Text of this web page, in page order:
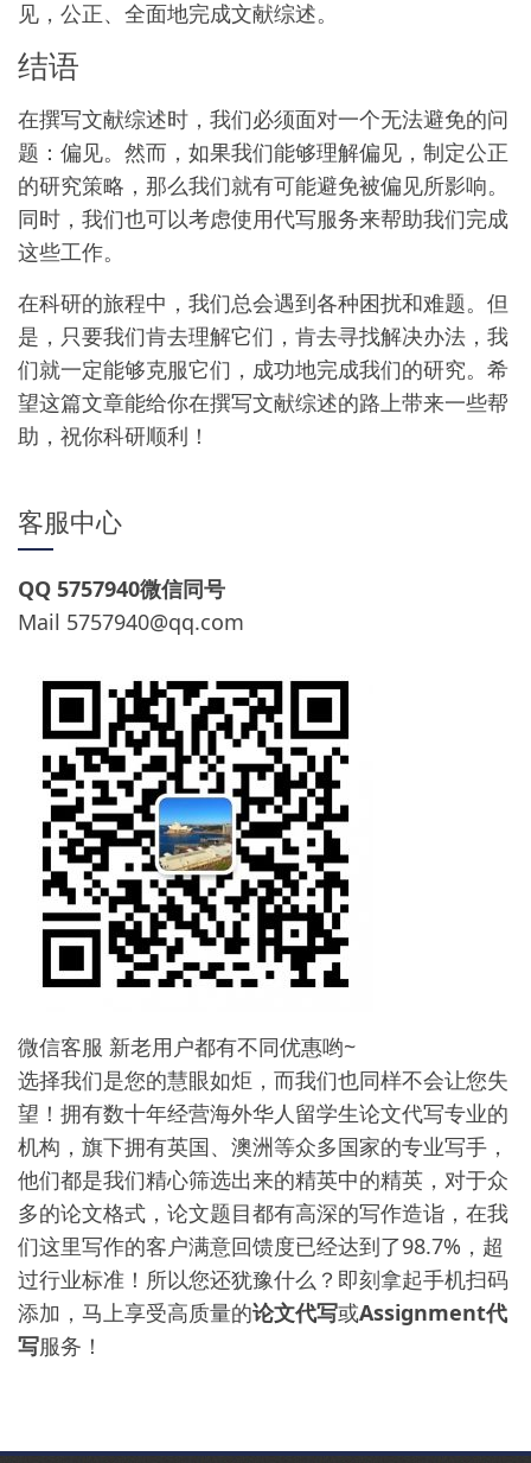
见，公正、全面地完成文献综述。
结语
在撰写文献综述时，我们必须面对一个无法避免的问
题：偏见。然而，如果我们能够理解偏见，制定公正
的研究策略，那么我们就有可能避免被偏见所影响。
同时，我们也可以考虑使用代写服务来帮助我们完成
这些工作。
在科研的旅程中，我们总会遇到各种困扰和难题。但
是，只要我们肯去理解它们，肯去寻找解决办法，我
们就一定能够克服它们，成功地完成我们的研究。希
望这篇文章能给你在撰写文献综述的路上带来一些帮
助，祝你科研顺利！
客服中心
QQ 5757940微信同号
Mail 5757940@qq.com
微信客服 新老用户都有不同优惠哟~
选择我们是您的慧眼如炬，而我们也同样不会让您失
望！拥有数十年经营海外华人留学生论文代写专业的
机构，旗下拥有英国、澳洲等众多国家的专业写手，
他们都是我们精心筛选出来的精英中的精英，对于众
多的论文格式，论文题目都有高深的写作造诣，在我
们这里写作的客户满意回馈度已经达到了98.7%，超
过行业标准！所以您还犹豫什么？即刻拿起手机扫码
添加，马上享受高质量的论文代写或Assignment代
写服务！